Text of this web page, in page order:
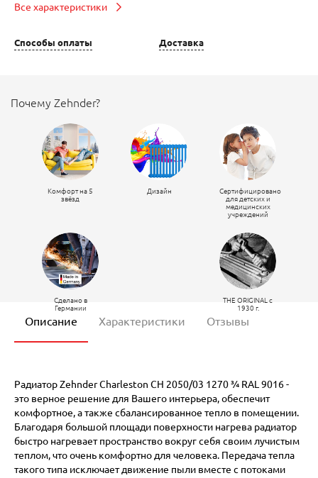
Все характеристики
Способы оплаты Доставка
Почему Zehnder?
Комфорт на 5
звёзд
Дизайн
Сертифицировано
для детских и
медицинских
учреждений
Сделано в
Германии
THE ORIGINAL c
1930 г.
Описание Характеристики Отзывы
Радиатор Zehnder Charleston CH 2050/03 1270 ¾ RAL 9016 -
это верное решение для Вашего интерьера, обеспечит
комфортное, а также сбалансированное тепло в помещении.
Благодаря большой площади поверхности нагрева радиатор
быстро нагревает пространство вокруг себя своим лучистым
теплом, что очень комфортно для человека. Передача тепла
такого типа исключает движение пыли вместе с потоками